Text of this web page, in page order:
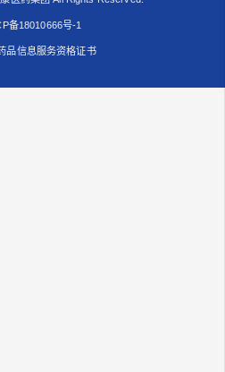
备18010666号-1
品信息服务资格证书